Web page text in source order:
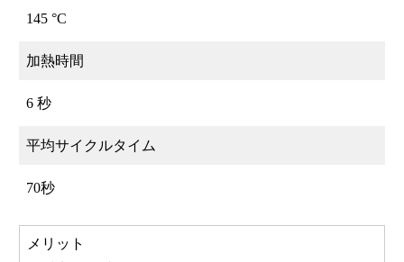
145 °C
加熱時間
6 秒
平均サイクルタイム
70秒
メリット